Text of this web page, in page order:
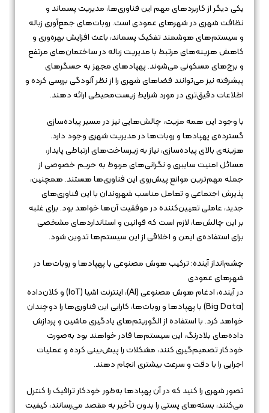
یکی دیگر از کاربردهای مهم این فناوری‌ها، مدیریت پسماند و
نظافت شهری در شهرهای عمودی است. روبات‌های جمع‌آوری زباله
و سیستم‌های هوشمند تفکیک پسماند، باعث افزایش بهره‌وری و
کاهش هزینه‌های مرتبط با مدیریت زباله در ساختمان‌های مرتفع
و برج‌های مسکونی می‌شوند. پهپادهای مجهز به حسگرهای
پیشرفته نیز می‌توانند فضاهای شهری را از نظر آلودگی بررسی کرده و
اطلاعات دقیق‌تری در مورد شرایط زیست‌محیطی ارائه دهند.
با وجود این همه مزیت، چالش‌هایی نیز در مسیر پیاده‌سازی
گسترده‌ی پهپادها و روبات‌ها در مدیریت شهری وجود دارد.
هزینه‌ی بالای پیاده‌سازی، نیاز به زیرساخت‌های ارتباطی پایدار،
مسائل امنیت سایبری و نگرانی‌های مربوط به حریم خصوصی از
جمله مهم‌ترین موانع پیش‌روی این فناوری‌ها هستند. همچنین،
پذیرش اجتماعی و تعامل مناسب شهروندان با این فناوری‌های
جدید، عاملی تعیین‌کننده در موفقیت آن‌ها خواهد بود. برای غلبه
بر این چالش‌ها، لازم است که قوانین و استانداردهای مشخصی
برای استفاده‌ی ایمن و اخلاقی از این سیستم‌ها تدوین شود.
چشم‌انداز آینده: ترکیب هوش مصنوعی با پهپادها و روبات‌ها در
شهرهای عمودی
در آینده، ادغام هوش مصنوعی (AI)، اینترنت اشیا (IoT) و کلان‌داده
(Big Data) با پهپادها و روبات‌ها، کارایی این فناوری‌ها را دوچندان
خواهد کرد. با استفاده از الگوریتم‌های یادگیری ماشین و پردازش
داده‌های بلادرنگ، این سیستم‌ها قادر خواهند بود به‌صورت
خودکار تصمیم‌گیری کنند، مشکلات را پیش‌بینی کرده و عملیات
اجرایی را با دقت و سرعت بیشتری انجام دهند.
تصور شهری را کنید که در آن پهپادها به‌طور خودکار ترافیک را کنترل
می‌کنند، بسته‌های پستی را بدون تأخیر به مقصد می‌رسانند، کیفیت